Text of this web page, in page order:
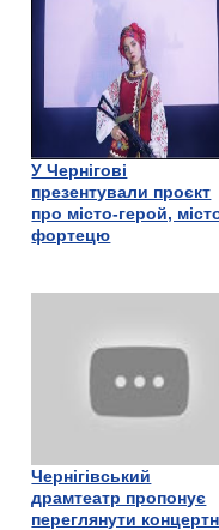
У Чернігові
презентували проєкт
про місто-герой,
фортецю
Чернігівський
драмтеатр пропонує
переглянути